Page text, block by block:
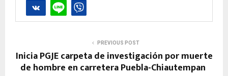
PREVIOUS POST
Inicia PGJE carpeta de investigación por muerte
de hombre en carretera Puebla-Chiautempan